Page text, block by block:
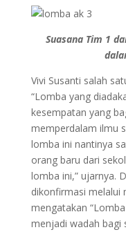
Suasana Tim 1
Vivi Susanti salah
“Lomba yang
kesempatan yang
memperdalam ilmu
lomba ini nantinya
orang baru dari
lomba ini,” ujarnya.
dikonfirmasi melalui
mengatakan
menjadi wadah bagi